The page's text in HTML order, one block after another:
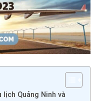
Quảng Ninh và